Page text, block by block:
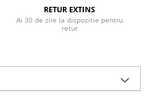
RETUR EXTINS
Ai 30 de zile la dispozitie pentru
retur